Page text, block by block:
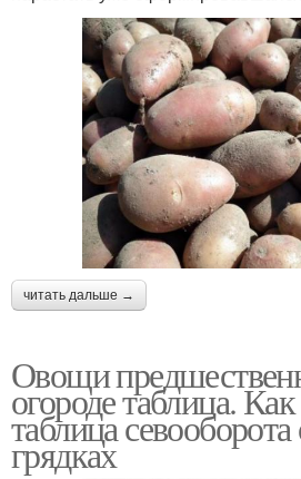
читать дальше →
Овощи
огороде таблица. Как
таблица
грядках